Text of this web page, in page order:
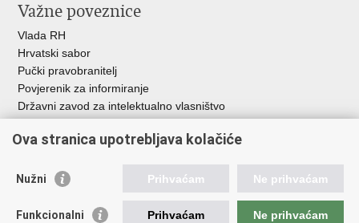
Važne poveznice
Vlada RH
Hrvatski sabor
Pučki pravobranitelj
Povjerenik za informiranje
Državni zavod za intelektualno vlasništvo
HAKOM
Ostale poveznice
Hrvatski audiovizualni centar
Ova stranica upotrebljava kolačiće
Nužni Prihvaćam Ne prihvaćam
Funkcionalni Prihvaćam Ne prihvaćam